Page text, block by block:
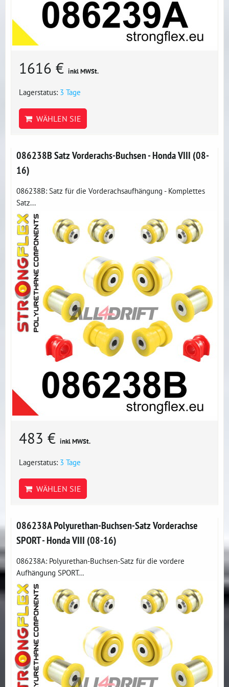
1616 € inkl MWSt.
Lagerstatus: 3 Tage
WÄHLEN SIE
086238B Satz Vorderachs-Buchsen - Honda VIII (08-
16)
086238B: Satz für die Vorderachsaufhängung - Komplettes
Satz...
483 € inkl MWSt.
Lagerstatus: 3 Tage
WÄHLEN SIE
086238A Polyurethan-Buchsen-Satz Vorderachse
SPORT - Honda VIII (08-16)
086238A: Polyurethan-Buchsen-Satz für die vordere
Aufhängung SPORT...